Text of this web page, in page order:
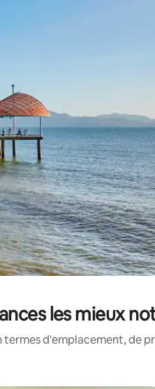
en appuyant et en faisant
les mieux
termes d'emplacement, de